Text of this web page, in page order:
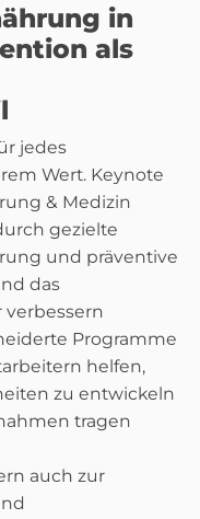
in
als
jedes
Wert. Keynote
& Medizin
gezielte
und präventive
das
Programme
helfen,
zu entwickeln
tragen
auch zur